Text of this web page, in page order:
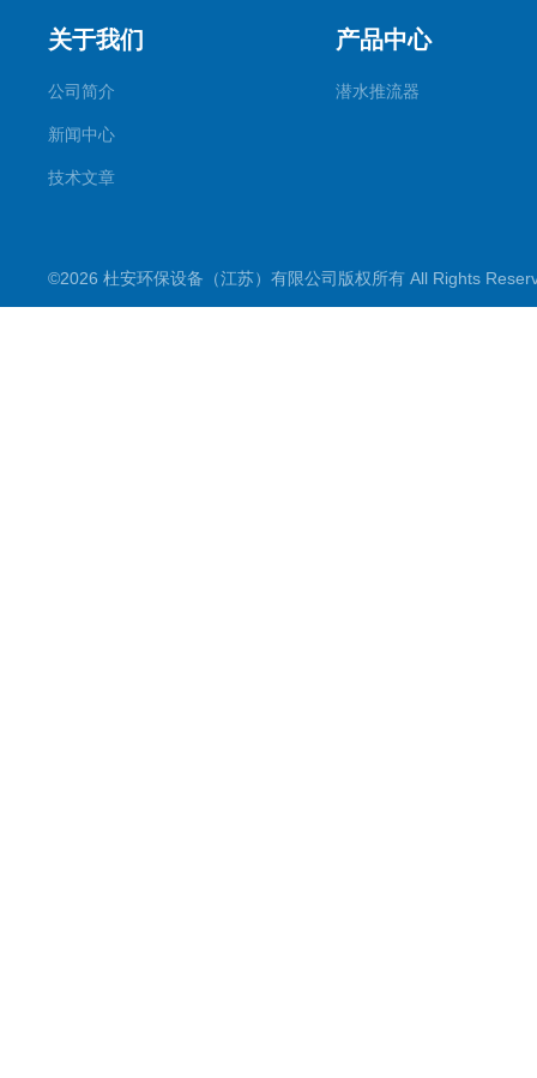
关于我们
公司简介
新闻中心
技术文章
产品中心
潜水推流器
©2026 杜安环保设备（江苏）有限公司版权所有 All Rights